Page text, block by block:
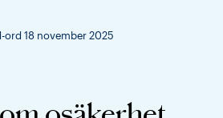
ord 18 november 2025